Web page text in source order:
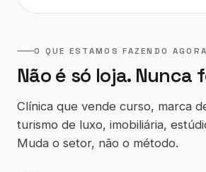
O QUE ESTAMOS FAZENDO AGORA
Não é só loja. Nunca
Clínica que vende curso, marca
turismo de luxo, imobiliária,
Muda o setor, não o método.